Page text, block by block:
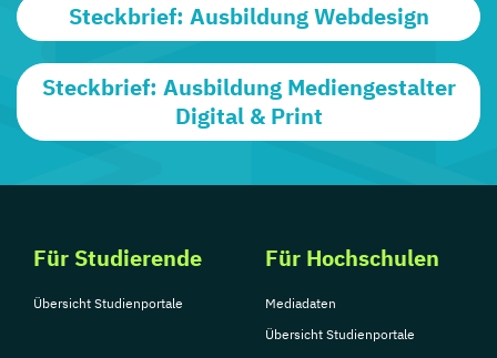
Steckbrief: Ausbildung Webdesign
Steckbrief: Ausbildung Mediengestalter
Digital & Print
Für Studierende
Übersicht Studienportale
Für Hochschulen
Mediadaten
Übersicht Studienportale